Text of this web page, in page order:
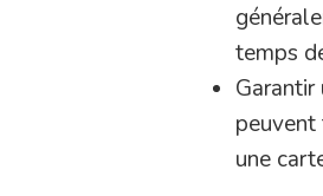
temps
une